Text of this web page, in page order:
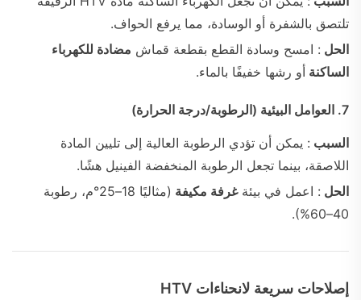
تلتصق بالشفرة أو الوسادة، مما يرفع الحواف.
الحل : امسح وسادة القطع بقطعة قماش مضادة للكهرباء
الساكنة أو رشها خفيفًا بالماء.
7. العوامل البيئية (الرطوبة/درجة الحرارة)
السبب : يمكن أن تؤدي الرطوبة العالية إلى تليين المادة
اللاصقة، بينما تجعل الرطوبة المنخفضة الفينيل هشًا.
الحل : اعمل في بيئةغرفة مكيفة
(مثاليًا 18–25°م، رطوبة
40–60%).
إصلاحات سريعة لانحناءات HTV